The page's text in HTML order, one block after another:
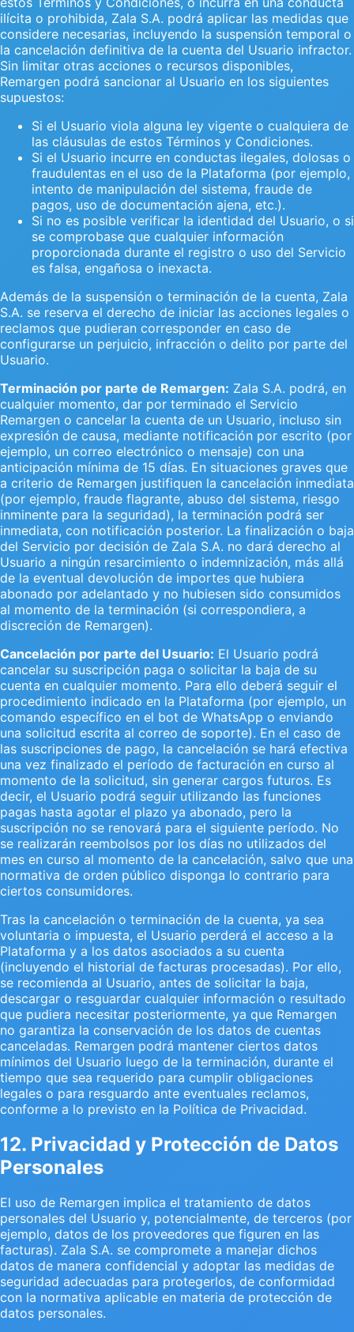
ilícita o prohibida, Zala S.A. podrá aplicar las medidas que
considere necesarias, incluyendo la suspensión temporal o
la cancelación definitiva de la cuenta del Usuario infractor.
Sin limitar otras acciones o recursos disponibles,
Remargen podrá sancionar al Usuario en los siguientes
supuestos:
Si el Usuario viola alguna ley vigente o cualquiera de
las cláusulas de estos Términos y Condiciones.
Si el Usuario incurre en conductas ilegales, dolosas o
fraudulentas en el uso de la Plataforma (por ejemplo,
intento de manipulación del sistema, fraude de
pagos, uso de documentación ajena, etc.).
Si no es posible verificar la identidad del Usuario, o si
se comprobase que cualquier información
proporcionada durante el registro o uso del Servicio
es falsa, engañosa o inexacta.
Además de la suspensión o terminación de la cuenta, Zala
S.A. se reserva el derecho de iniciar las acciones legales o
reclamos que pudieran corresponder en caso de
configurarse un perjuicio, infracción o delito por parte del
Usuario.
Terminación por parte de Remargen: Zala S.A. podrá, en
cualquier momento, dar por terminado el Servicio
Remargen o cancelar la cuenta de un Usuario, incluso sin
expresión de causa, mediante notificación por escrito (por
ejemplo, un correo electrónico o mensaje) con una
anticipación mínima de 15 días. En situaciones graves que
a criterio de Remargen justifiquen la cancelación inmediata
(por ejemplo, fraude flagrante, abuso del sistema, riesgo
inminente para la seguridad), la terminación podrá ser
inmediata, con notificación posterior. La finalización o baja
del Servicio por decisión de Zala S.A. no dará derecho al
Usuario a ningún resarcimiento o indemnización, más allá
de la eventual devolución de importes que hubiera
abonado por adelantado y no hubiesen sido consumidos
al momento de la terminación (si correspondiera, a
discreción de Remargen).
Cancelación por parte del Usuario: El Usuario podrá
cancelar su suscripción paga o solicitar la baja de su
cuenta en cualquier momento. Para ello deberá seguir el
procedimiento indicado en la Plataforma (por ejemplo, un
comando específico en el bot de WhatsApp o enviando
una solicitud escrita al correo de soporte). En el caso de
las suscripciones de pago, la cancelación se hará efectiva
una vez finalizado el período de facturación en curso al
momento de la solicitud, sin generar cargos futuros. Es
decir, el Usuario podrá seguir utilizando las funciones
pagas hasta agotar el plazo ya abonado, pero la
suscripción no se renovará para el siguiente período. No
se realizarán reembolsos por los días no utilizados del
mes en curso al momento de la cancelación, salvo que una
normativa de orden público disponga lo contrario para
ciertos consumidores.
Tras la cancelación o terminación de la cuenta, ya sea
voluntaria o impuesta, el Usuario perderá el acceso a la
Plataforma y a los datos asociados a su cuenta
(incluyendo el historial de facturas procesadas). Por ello,
se recomienda al Usuario, antes de solicitar la baja,
descargar o resguardar cualquier información o resultado
que pudiera necesitar posteriormente, ya que Remargen
no garantiza la conservación de los datos de cuentas
canceladas. Remargen podrá mantener ciertos datos
mínimos del Usuario luego de la terminación, durante el
tiempo que sea requerido para cumplir obligaciones
legales o para resguardo ante eventuales reclamos,
conforme a lo previsto en la Política de Privacidad.
12. Privacidad y Protección de Datos
Personales
El uso de Remargen implica el tratamiento de datos
personales del Usuario y, potencialmente, de terceros (por
ejemplo, datos de los proveedores que figuren en las
facturas). Zala S.A. se compromete a manejar dichos
datos de manera confidencial y adoptar las medidas de
seguridad adecuadas para protegerlos, de conformidad
con la normativa aplicable en materia de protección de
datos personales.